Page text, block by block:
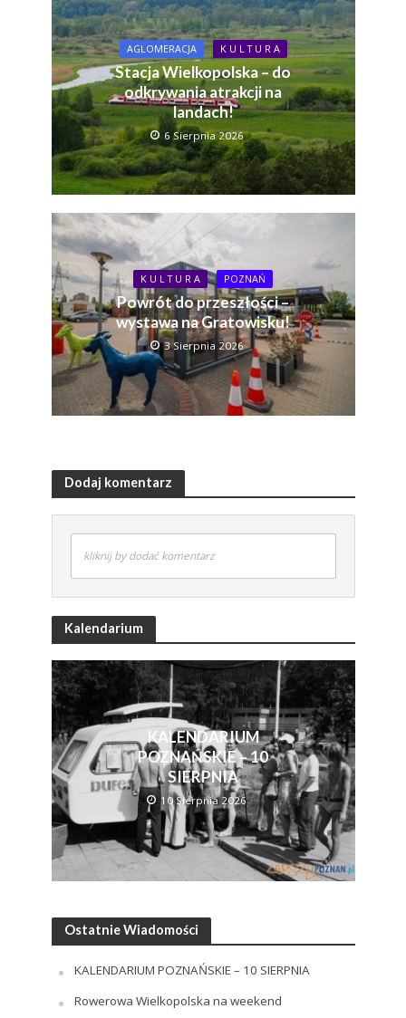
AGLOMERACJA K U L T U R A
Stacja Wielkopolska – do
odkrywania atrakcji na
landach!
6 Sierpnia 2026
K U L T U R A POZNAŃ
Powrót do przeszłości –
wystawa na Gratowisku!
3 Sierpnia 2026
Dodaj komentarz
kliknij by dodać komentarz
Kalendarium
KALENDARIUM
POZNAŃSKIE – 10
SIERPNIA
10 Sierpnia 2026
Ostatnie Wiadomości
KALENDARIUM POZNAŃSKIE – 10 SIERPNIA
Rowerowa Wielkopolska na weekend